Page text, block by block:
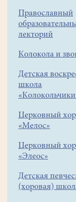
Православный
лекторий
Колокола и
Детская
школа
Церковный хор
«Мелос»
Церковный хор
«Элеос»
Детская
(хоровая)